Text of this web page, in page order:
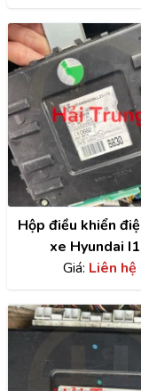
Hộp điều khiển
xe Hyundai
95400B4830
Giá: Liên hệ